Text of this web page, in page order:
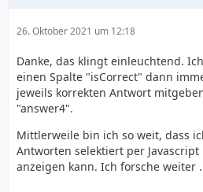
26. Oktober 2021 um 12:18
Danke, das klingt einleuchtend.
einen Spalte "isCorrect" dann
jeweils korrekten Antwort
"answer4".
Mittlerweile bin ich so weit, dass
Antworten selektiert per Javascript
anzeigen kann. Ich forsche weiter